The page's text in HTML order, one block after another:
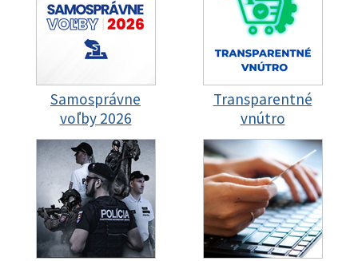
Samosprávne
voľby 2026
Transparentné
vnútro